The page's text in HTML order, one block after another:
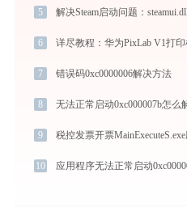
5 解决Steam启动问题：
6
7 错误码0xc0000006解决方法
8 无法正常启动0xc000007b怎么
9
10 应用程序无法正常启动